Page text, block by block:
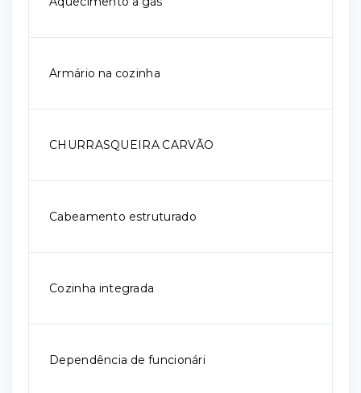
Armário na cozinha
CHURRASQUEIRA CARVÃO
Cabeamento estruturado
Cozinha integrada
Dependência de funcionári